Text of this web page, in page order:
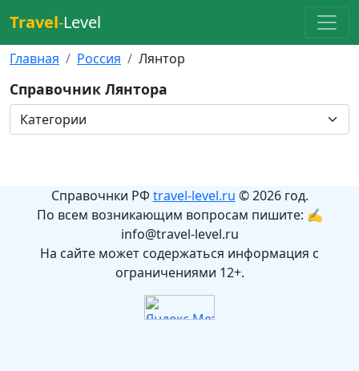
Travel-Level
Главная Россия Лянтор
Справочник Лянтора
Справочнки РФ travel-level.ru © 2026 год.
По всем возникающим вопросам пишите: ✍
info@travel-level.ru
На сайте может содержаться информация с
ограничениями 12+.